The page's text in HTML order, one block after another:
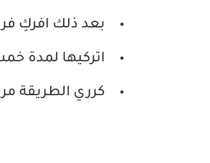
بعد ذلك افركِ
اتركيها لمدة
كرري الطريقة